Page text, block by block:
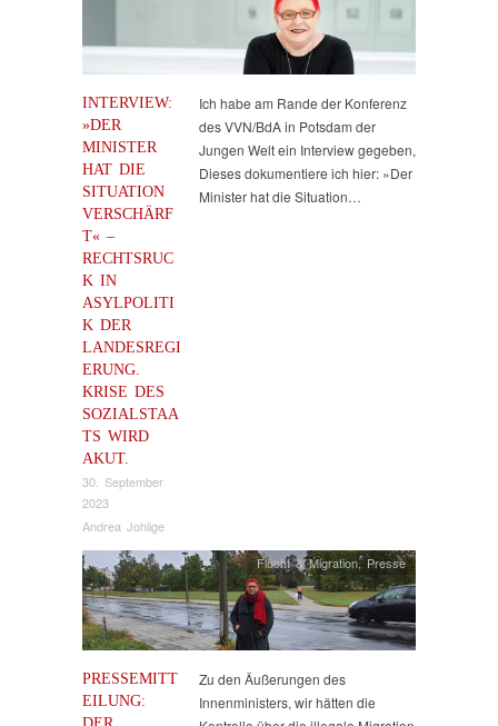
INTERVIEW:
»DER
MINISTER
HAT DIE
SITUATION
VERSCHÄRF
T« –
RECHTSRUC
K IN
ASYLPOLITI
K DER
LANDESREGI
ERUNG.
KRISE DES
SOZIALSTAA
TS WIRD
AKUT.
30. September
2023
Andrea Johlige
Ich habe am Rande der Konferenz
des VVN/BdA in Potsdam der
Jungen Welt ein Interview gegeben,
Dieses dokumentiere ich hier: »Der
Minister hat die Situation…
PRESSEMITT
EILUNG:
Flucht & Migration,Presse
Zu den Äußerungen des
Innenministers, wir hätten die